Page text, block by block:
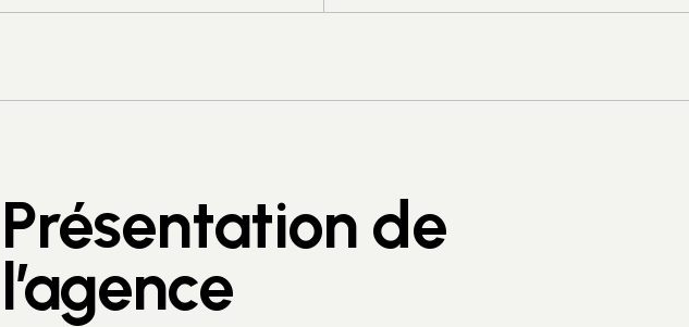
Présentation de
l’agence